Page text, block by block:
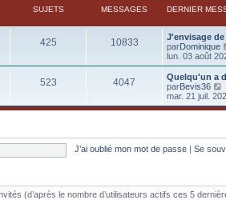
a
m
s
a
g
SUJETS MESSAGES DERNIER
425 10833
J'envisage de
parDominique
lun. 03 août
523 4047
Quelqu'un a
parBevis36
i
mar. 21 juil.
J’ai oublié mon mot de passe Se
(d’après le nombre d’utilisateurs actifs ces 5